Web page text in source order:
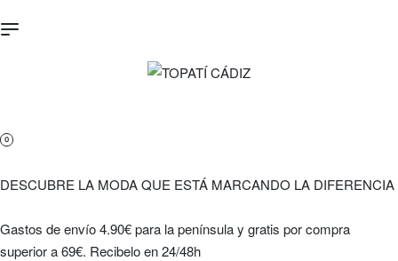
0
DESCUBRE LA MODA QUE ESTÁ MARCANDO LA DIFERENCIA
Gastos de envío 4.90€ para la península y gratis por compra
superior a 69€. Recibelo en 24/48h